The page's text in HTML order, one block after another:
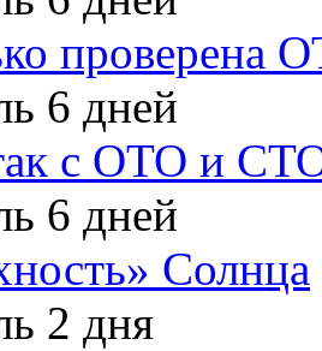
проверена
6 дней
с ОТО и
6 дней
Солнца
2 дня